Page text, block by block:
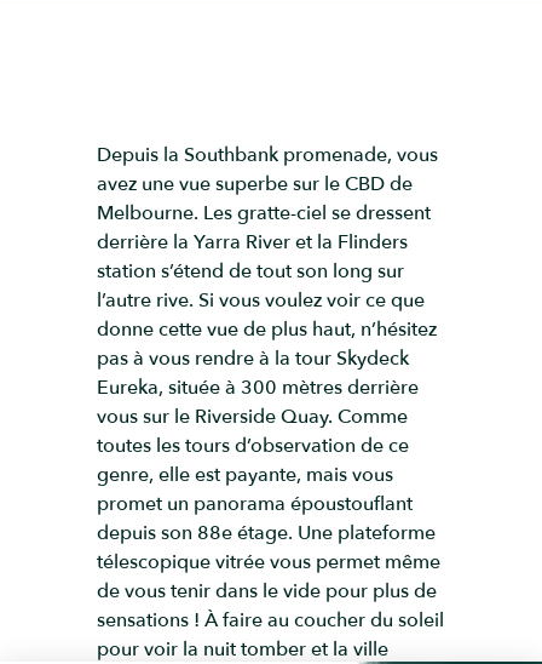
Depuis la Southbank promenade, vous
avez une vue superbe sur le CBD de
Melbourne. Les gratte-ciel se dressent
derrière la Yarra River et la Flinders
station s’étend de tout son long sur
l’autre rive. Si vous voulez voir ce que
donne cette vue de plus haut, n’hésitez
pas à vous rendre à la tour Skydeck
Eureka, située à 300 mètres derrière
vous sur le Riverside Quay. Comme
toutes les tours d’observation de ce
genre, elle est payante, mais vous
promet un panorama époustouflant
depuis son 88e étage. Une plateforme
télescopique vitrée vous permet même
de vous tenir dans le vide pour plus de
sensations ! À faire au coucher du soleil
pour voir la nuit tomber et la ville